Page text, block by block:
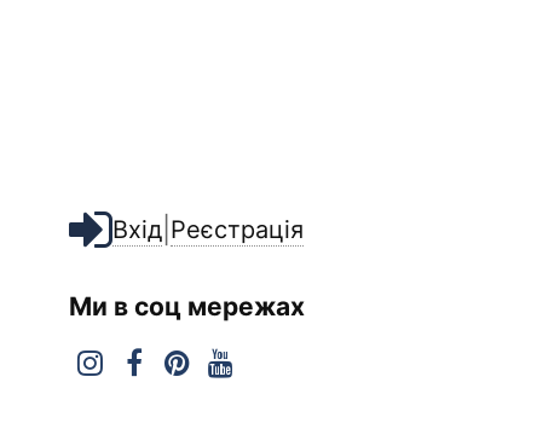
Вхід| Реєстрація
Ми в соц мережах